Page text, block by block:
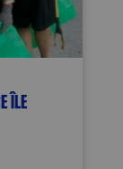
ÎLE